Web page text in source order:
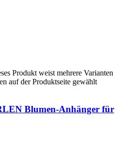
Produkt weist mehrere Varianten
auf der Produktseite gewählt
Blumen-Anhänger für